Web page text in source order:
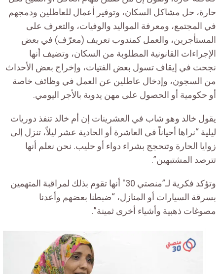
حارة، حل مشاكل السكان، وتوفير أعمال للعاطلين ودمجهم
في المجتمع، ومعرفة المواليد والوفيات، والتعرف على
المستأجرين، والعمل كمندوب تعريف (معرّف) في بعض
الإجراءات القانونية المطلوبة من السكان، وتضيف أنها
نجحت في إيقاف تسول بعض الفتيات، وإخراج بعض الأحداث
من السجون، وإدخال عاطلين عن العمل في وظائف خاصة
أو حكومية أو الحصول على مهن يدوية بالأجر اليومي.
يقول خالد وهو شاب في العشرينات إن أم خالد تنفذ دوريات
ليلية “نراها أحياناً في العاشرة أو الحادية عشر ليلاً، تنزل إلى
زوايا الحارة وتتحجج بشراء دواء أو حليب. نحن نعلم أنها
تترصد المشتبهين”.
وتؤكد فكرية لـ”منصتي 30″ أنها تقوم بذلك لمراقبة المتهمين
بسرقة السيارات أو المنازل، “ضبطنا بعضهم وأعدنا
مصوغات ذهبية وأشياء أخرى ثمينة”.